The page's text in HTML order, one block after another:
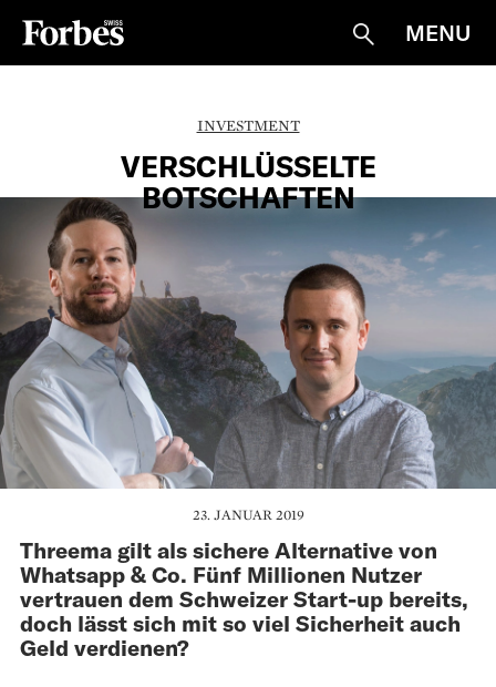
Suche
MENU
INVESTMENT
VERSCHLÜSSELTE
BOTSCHAFTEN
23. JANUAR 2019
Threema gilt als sichere Alternative von
Whatsapp & Co. Fünf Millionen Nutzer
vertrauen dem Schweizer Start-up bereits,
doch lässt sich mit so viel Sicherheit auch
Geld verdienen?